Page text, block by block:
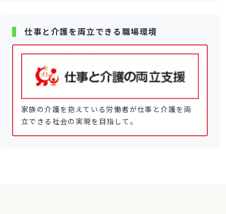
仕事と介護を両立できる職場環境
家族の介護を抱えている労働者が仕事と介護を両
立できる社会の実現を目指して。